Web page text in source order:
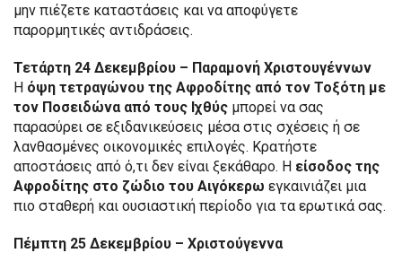
μην πιέζετε καταστάσεις και να αποφύγετε
παρορμητικές αντιδράσεις.
Τετάρτη 24 Δεκεμβρίου – Παραμονή Χριστουγέννων
Η όψη τετραγώνου της Αφροδίτης από τον Τοξότη με
τον Ποσειδώνα από τους Ιχθύς μπορεί να σας
παρασύρει σε εξιδανικεύσεις μέσα στις σχέσεις ή σε
λανθασμένες οικονομικές επιλογές. Κρατήστε
αποστάσεις από ό,τι δεν είναι ξεκάθαρο. Η είσοδος της
Αφροδίτης στο ζώδιο του Αιγόκερω εγκαινιάζει μια
πιο σταθερή και ουσιαστική περίοδο για τα ερωτικά σας.
Πέμπτη 25 Δεκεμβρίου – Χριστούγεννα